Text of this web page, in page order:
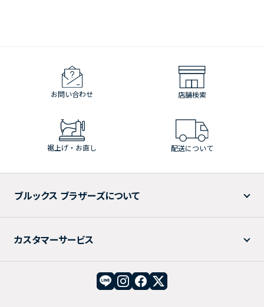
お問い合わせ 店舗検索
裾上げ・お直し 配送について
ブルックス ブラザーズについて
カスタマーサービス